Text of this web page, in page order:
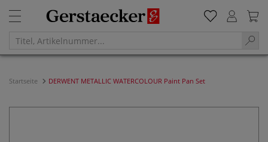
Startseite DERWENT METALLIC WATERCOLOUR Paint Pan Set